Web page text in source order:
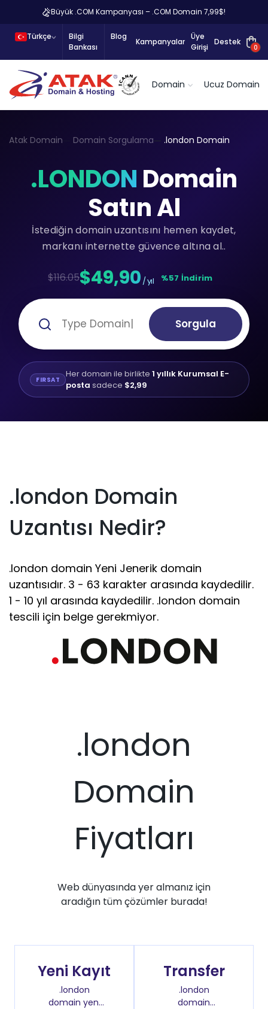
Büyük .COM Kampanyası – .COM Domain 7,99$!
Türkçe
Bilgi
Bankası
Blog
Kampanyalar
Üye
Girişi
Destek
0
Domain Ucuz Domain
Atak Domain Domain Sorgulama .london Domain
.LONDON Domain
Satın Al
İstediğin domain uzantısını hemen kaydet,
markanı internette güvence altına al..
$116.05$49,90 / yıl %57 İndirim
Sorgula
FIRSAT Her domain ile birlikte 1 yıllık Kurumsal E-
posta sadece $2,99
.london Domain
Uzantısı Nedir?
.london domain Yeni Jenerik domain
uzantısıdır. 3 - 63 karakter arasında kaydedilir.
1 - 10 yıl arasında kaydedilir. .london domain
tescili için belge gerekmiyor.
.london
Domain
Fiyatları
Web dünyasında yer almanız için
aradığın tüm çözümler burada!
Yeni Kayıt
.london
domain yeni
Transfer
.london
domain